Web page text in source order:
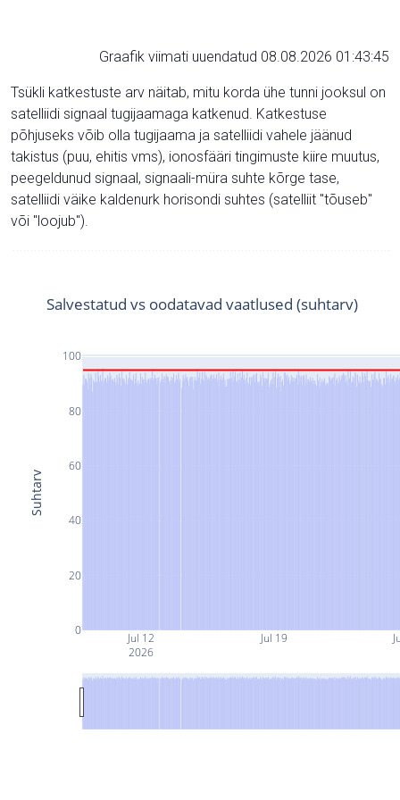
Graafik viimati uuendatud 08.08.2026 01:43:45
Tsükli katkestuste arv näitab, mitu korda ühe tunni jooksul on
satelliidi signaal tugijaamaga katkenud. Katkestuse
põhjuseks võib olla tugijaama ja satelliidi vahele jäänud
takistus (puu, ehitis vms), ionosfääri tingimuste kiire muutus,
peegeldunud signaal, signaali-müra suhte kõrge tase,
satelliidi väike kaldenurk horisondi suhtes (satelliit "tõuseb"
või "loojub").
Jul 12
2026
Jul 19
0
20
40
60
80
100
Salvestatud vs oodatavad vaatlused (suhtarv)
Suhtarv